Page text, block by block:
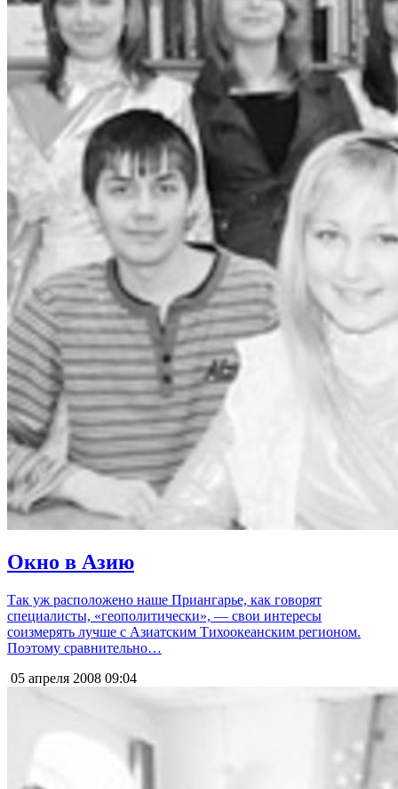
Окно в Азию
Так уж расположено наше Приангарье, как говорят
специалисты, «геополитически», — свои интересы
соизмерять лучше с Азиатским Тихоокеанским регионом.
Поэтому сравнительно…
05 апреля 2008 09:04